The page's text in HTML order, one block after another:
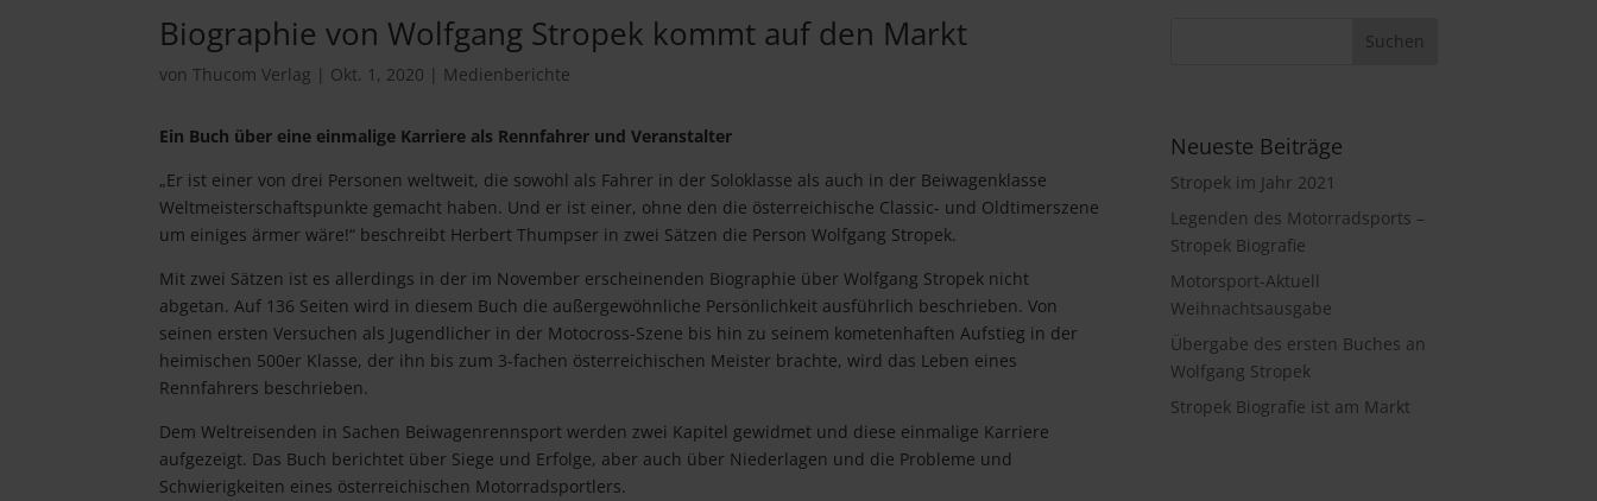
Biographie von Wolfgang Stropek kommt auf den Markt
vonThucom Verlag | Okt. 1, 2020 | Medienberichte
Ein Buch über eine einmalige Karriere als Rennfahrer und Veranstalter
„Er ist einer von drei Personen weltweit, die sowohl als Fahrer in der Soloklasse als auch in der Beiwagenklasse
Weltmeisterschaftspunkte gemacht haben. Und er ist einer, ohne den die österreichische Classic- und Oldtimerszene
um einiges ärmer wäre!“ beschreibt Herbert Thumpser in zwei Sätzen die Person Wolfgang Stropek.
Mit zwei Sätzen ist es allerdings in der im November erscheinenden Biographie über Wolfgang Stropek nicht
abgetan. Auf 136 Seiten wird in diesem Buch die außergewöhnliche Persönlichkeit ausführlich beschrieben. Von
seinen ersten Versuchen als Jugendlicher in der Motocross-Szene bis hin zu seinem kometenhaften Aufstieg in der
heimischen 500er Klasse, der ihn bis zum 3-fachen österreichischen Meister brachte, wird das Leben eines
Rennfahrers beschrieben.
Dem Weltreisenden in Sachen Beiwagenrennsport werden zwei Kapitel gewidmet und diese einmalige Karriere
aufgezeigt. Das Buch berichtet über Siege und Erfolge, aber auch über Niederlagen und die Probleme und
Schwierigkeiten eines österreichischen Motorradsportlers.
Neueste Beiträge
Stropek im Jahr 2021
Legenden des Motorradsports –
Stropek Biografie
Motorsport-Aktuell
Weihnachtsausgabe
Übergabe des ersten Buches an
Wolfgang Stropek
Stropek Biografie ist am Markt